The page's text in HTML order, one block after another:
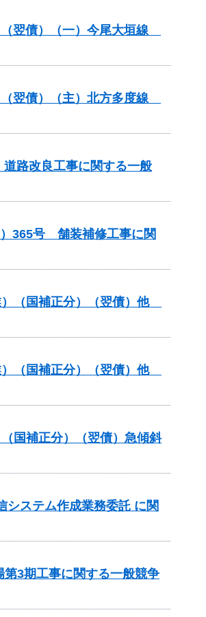
翌債）（一）今尾大垣線
翌債）（主）北方多度線
路改良工事に関する一般
365号 舗装補修工事に関
（国補正分）（翌債）他
（国補正分）（翌債）他
国補正分）（翌債）急傾斜
システム作成業務委託 に関
3期工事に関する一般競争